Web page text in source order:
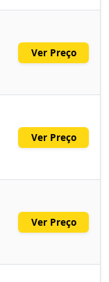
Ver Preço
Ver Preço
Ver Preço